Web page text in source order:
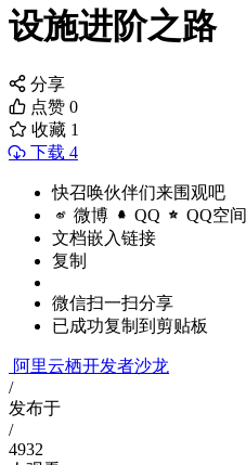
设施进阶之路
分享
点赞 0
收藏 1
下载 4
快召唤伙伴们来围观吧
微博 QQ QQ空间
文档嵌入链接
复制
微信扫一扫分享
已成功复制到剪贴板
阿里云栖开发者沙龙
/
发布于
/
4932